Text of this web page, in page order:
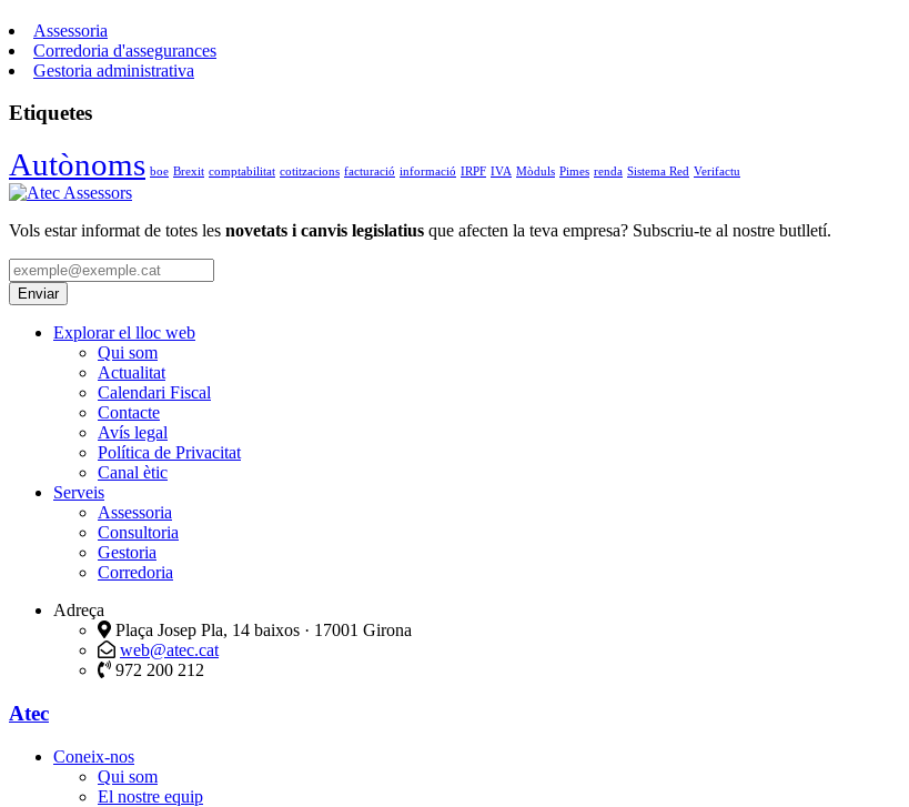
Assessoria
Corredoria d'assegurances
Gestoria administrativa
Etiquetes
Autònoms boe Brexit comptabilitat cotitzacions facturació informació IRPF IVA Mòduls Pimes renda Sistema Red Verifactu
Vols estar informat de totes les novetats i canvis legislatius que afecten la teva empresa? Subscriu-te al nostre butlletí.
Explorar el lloc web
Qui som
Actualitat
Calendari Fiscal
Contacte
Avís legal
Política de Privacitat
Canal ètic
Serveis
Assessoria
Consultoria
Gestoria
Corredoria
Adreça
Plaça Josep Pla, 14 baixos · 17001 Girona
web@atec.cat
972 200 212
Atec
Coneix-nos
Qui som
El nostre equip